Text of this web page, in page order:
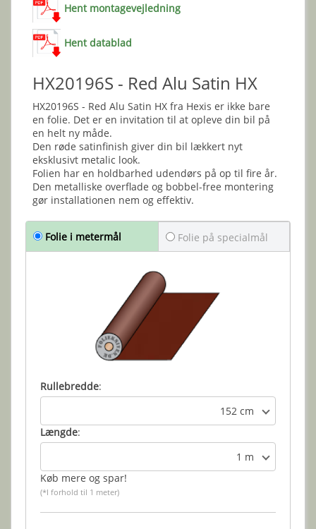
Hent montagevejledning
Hent datablad
HX20196S - Red Alu Satin HX
HX20196S - Red Alu Satin HX fra Hexis er ikke bare
en folie. Det er en invitation til at opleve din bil på
en helt ny måde.
Den røde satinfinish giver din bil lækkert nyt
eksklusivt metalic look.
Folien har en holdbarhed udendørs på op til fire år.
Den metalliske overflade og bobbel-free montering
gør installationen nem og effektiv.
Folie i metermål Folie på specialmål
Rullebredde:
152 cm
Længde:
1 m
Køb mere og spar!
(*I forhold til 1 meter)